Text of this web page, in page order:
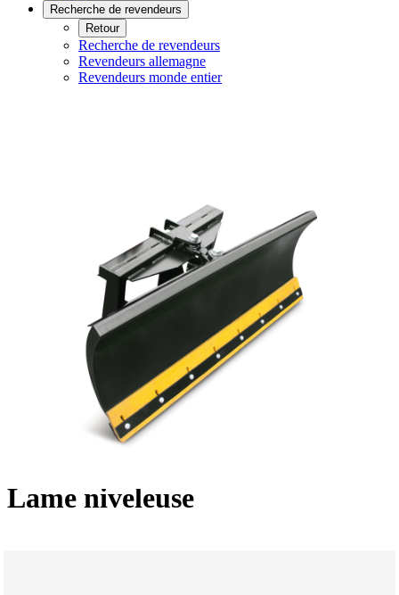
Recherche de revendeurs
Retour
Recherche de revendeurs
Revendeurs allemagne
Revendeurs monde entier
Lame niveleuse